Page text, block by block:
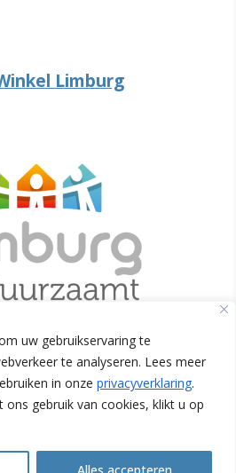
uw gebruikservaring te
te analyseren. Lees meer
in onze privacyverklaring.
gebruik van cookies, klikt u op
Limburg